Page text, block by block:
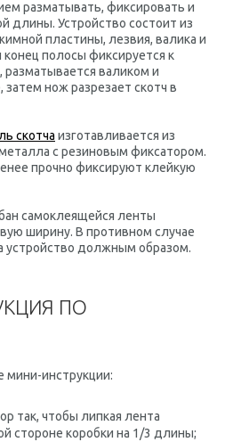
разматывать, фиксировать и
длины. Устройство состоит из
пластины, лезвия, валика и
конец полосы фиксируется к
разматывается валиком и
затем нож разрезает скотч в
скотча изготавливается из
с резиновым фиксатором.
прочно фиксируют клейкую
самоклеящейся ленты
ширину. В противном случае
устройство должным образом.
ПО
инструкции:
так, чтобы липкая лента
стороне коробки на 1/3 длины;